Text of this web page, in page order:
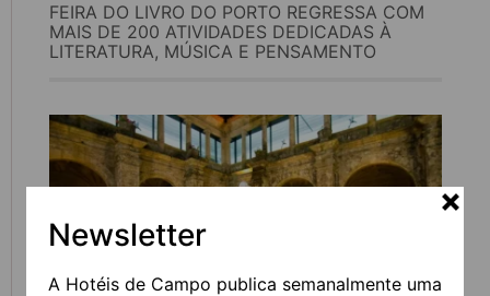
Newsletter
A Hotéis de Campo publica semanalmente uma
FEIRA DO LIVRO DO PORTO REGRESSA COM
MAIS DE 200 ATIVIDADES DEDICADAS À
LITERATURA, MÚSICA E PENSAMENTO